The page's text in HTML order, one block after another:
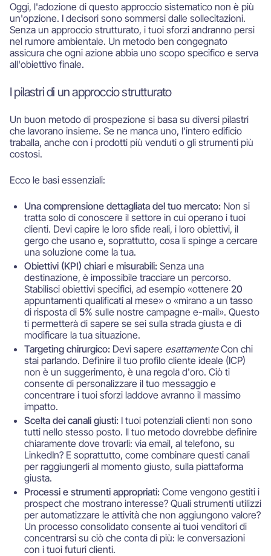
Oggi, l'adozione di questo approccio sistematico non è più
un'opzione. I decisori sono sommersi dalle sollecitazioni.
Senza un approccio strutturato, i tuoi sforzi andranno persi
nel rumore ambientale. Un metodo ben congegnato
assicura che ogni azione abbia uno scopo specifico e serva
all'obiettivo finale.
I pilastri di un approccio strutturato
Un buon metodo di prospezione si basa su diversi pilastri
che lavorano insieme. Se ne manca uno, l'intero edificio
traballa, anche con i prodotti più venduti o gli strumenti più
costosi.
Ecco le basi essenziali:
Una comprensione dettagliata del tuo mercato: Non si
tratta solo di conoscere il settore in cui operano i tuoi
clienti. Devi capire le loro sfide reali, i loro obiettivi, il
gergo che usano e, soprattutto, cosa li spinge a cercare
una soluzione come la tua.
Obiettivi (KPI) chiari e misurabili: Senza una
destinazione, è impossibile tracciare un percorso.
Stabilisci obiettivi specifici, ad esempio «ottenere 20
appuntamenti qualificati al mese» o «mirano a un tasso
di risposta di 5% sulle nostre campagne e-mail». Questo
ti permetterà di sapere se sei sulla strada giusta e di
modificare la tua situazione.
Targeting chirurgico: Devi sapere esattamenteCon chi
stai parlando. Definire il tuo profilo cliente ideale (ICP)
non è un suggerimento, è una regola d'oro. Ciò ti
consente di personalizzare il tuo messaggio e
concentrare i tuoi sforzi laddove avranno il massimo
impatto.
Scelta dei canali giusti: I tuoi potenziali clienti non sono
tutti nello stesso posto. Il tuo metodo dovrebbe definire
chiaramente dove trovarli: via email, al telefono, su
LinkedIn? E soprattutto, come combinare questi canali
per raggiungerli al momento giusto, sulla piattaforma
giusta.
Processi e strumenti appropriati: Come vengono gestiti i
prospect che mostrano interesse? Quali strumenti utilizzi
per automatizzare le attività che non aggiungono valore?
Un processo consolidato consente ai tuoi venditori di
concentrarsi su ciò che conta di più: le conversazioni
con i tuoi futuri clienti.